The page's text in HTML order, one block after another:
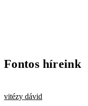
Fontos híreink
vitézy dávid